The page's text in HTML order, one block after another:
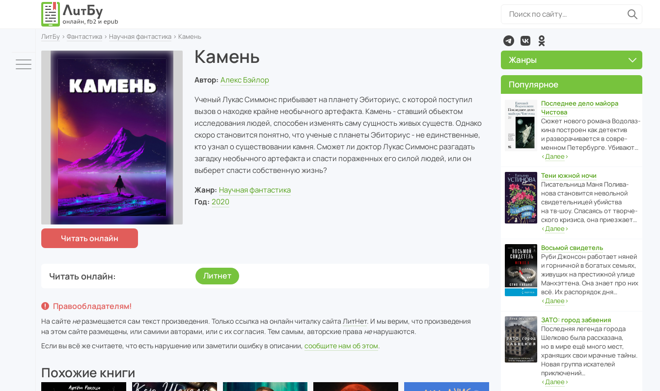
ЛитБу › Фантастика › Научная фантастика › Камень
Камень
Автор: Алекс Бэйлор
Ученый Лукас Симмонс прибывает на планету Эбиториус, с которой поступил
вызов о находке крайне необычного артефакта. Камень - ставший объектом
исследования людей, способен изменять саму сущность живых существ. Однако
скоро становится понятно, что ученые с планеты Эбиториус - не единственные,
кто узнал о существовании камня. Сможет ли доктор Лукас Симмонс разгадать
загадку необычного артефакта и спасти пораженных его силой людей, или он
выберет спасти собственную жизнь?
Жанр: Научная фантастика
Год: 2020
Читать онлайн Литнет
Правообладателям!
На сайте неразмещается сам текст произведения. Только ссылка на онлайн читалку сайта ЛитНет. И мы верим, что произведения
на этом сайте размещены, или самими авторами, или с их согласия. Тем самым, авторские права ненарушаются.
Если вы всё же считаете, что есть нарушение или заметили ошибку в описании, сообщите нам об этом.
Похожие книги
Жанры
Популярное
Последнее дело майора
Чистова
Сюжет нового романа Водо­ла­з­
кина пост­роен как дете­ктив
и разво­ра­чи­ва­ется в совре­
менном Пете­р­бурге. Убивают…
‹Далее›
Тени южной ночи
Писа­тель­ница Маня Поли­ва­
нова стано­вится невольной
свиде­тель­ницей убийства
на тв-шоу. Спасаясь от твор­че­
с­кого кризиса, она приезжает…
‹Далее›
Восьмой свидетель
Руби Джонсон рабо­тает няней
и горни­чной в богатых семьях,
живущих на прес­ти­жной улице
Манх­эт­тена. Она знает про них
всё. Их распо­рядок дня…
‹Далее›
ЗАТО: город забвения
После­дняя легенда города
Шелково была расска­зана,
но в мире ещё много мест,
хранящих свои мрачные тайны.
Новая группа иска­телей
приключений…
‹Далее›